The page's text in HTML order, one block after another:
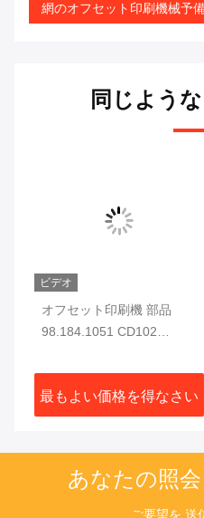
網のオフセット印刷機械予
同じよう
ビデオ
オフセット印刷機 部品
98.184.1051 CD102
最もよい価格を得なさい
あなたの照
ご要望を 送